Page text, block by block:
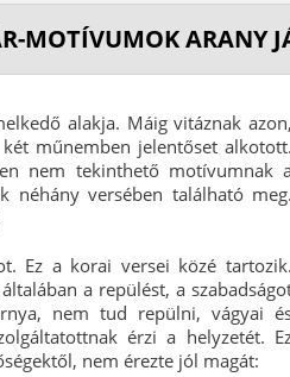
MOTÍVUMOK ARANY
alakja. Máig vitáznak azon,
műnemben jelentőset alkotott.
nem tekinthető motívumnak
néhány versében található meg.
Ez a korai versei közé tartozik.
a repülést, a
nem tud repülni, vágyai
érzi a helyzetét.
nem érezte jól magát: